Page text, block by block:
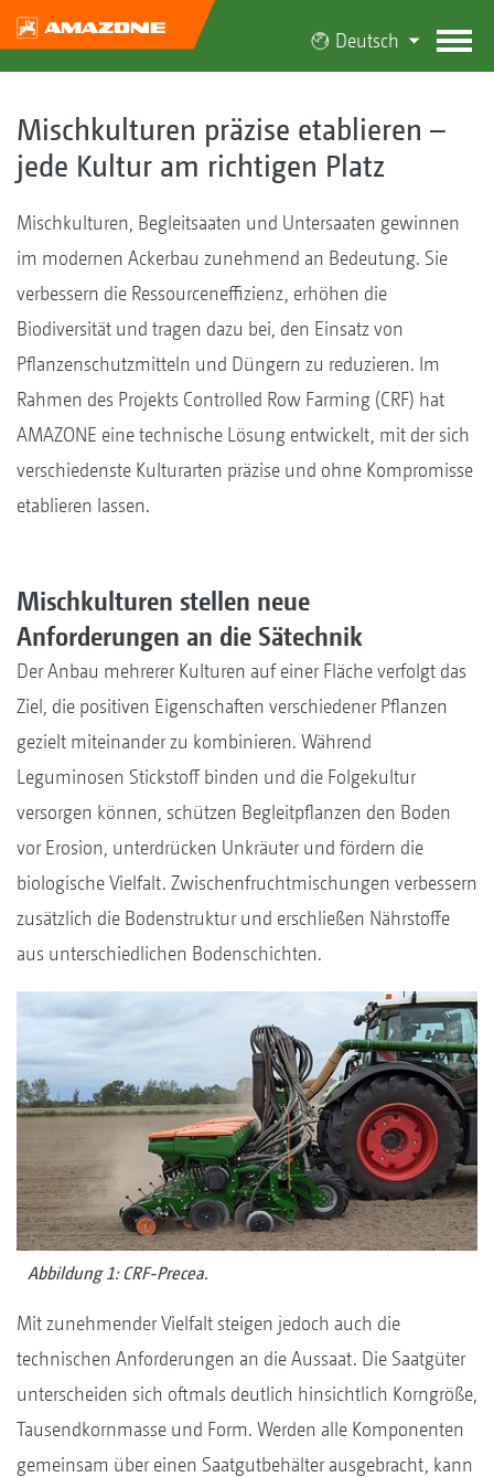
Deutsch
Mischkulturen präzise etablieren –
jede Kultur am richtigen Platz
Mischkulturen, Begleitsaaten und Untersaaten gewinnen
im modernen Ackerbau zunehmend an Bedeutung. Sie
verbessern die Ressourceneffizienz, erhöhen die
Biodiversität und tragen dazu bei, den Einsatz von
Pflanzenschutzmitteln und Düngern zu reduzieren. Im
Rahmen des Projekts Controlled Row Farming (CRF) hat
AMAZONE eine technische Lösung entwickelt, mit der sich
verschiedenste Kulturarten präzise und ohne Kompromisse
etablieren lassen.
Mischkulturen stellen neue
Anforderungen an die Sätechnik
Der Anbau mehrerer Kulturen auf einer Fläche verfolgt das
Ziel, die positiven Eigenschaften verschiedener Pflanzen
gezielt miteinander zu kombinieren. Während
Leguminosen Stickstoff binden und die Folgekultur
versorgen können, schützen Begleitpflanzen den Boden
vor Erosion, unterdrücken Unkräuter und fördern die
biologische Vielfalt. Zwischenfruchtmischungen verbessern
zusätzlich die Bodenstruktur und erschließen Nährstoffe
aus unterschiedlichen Bodenschichten.
Abbildung 1: CRF-Precea.
Mit zunehmender Vielfalt steigen jedoch auch die
technischen Anforderungen an die Aussaat. Die Saatgüter
unterscheiden sich oftmals deutlich hinsichtlich Korngröße,
Tausendkornmasse und Form. Werden alle Komponenten
gemeinsam über einen Saatgutbehälter ausgebracht, kann